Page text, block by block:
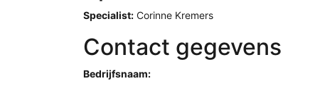
Specialist: Corinne Kremers
Contact gegevens
Bedrijfsnaam: